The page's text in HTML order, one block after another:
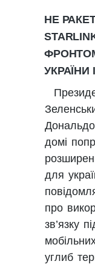
НЕ
УКРАЇНИ
домі
для
про
зв’язку
углиб